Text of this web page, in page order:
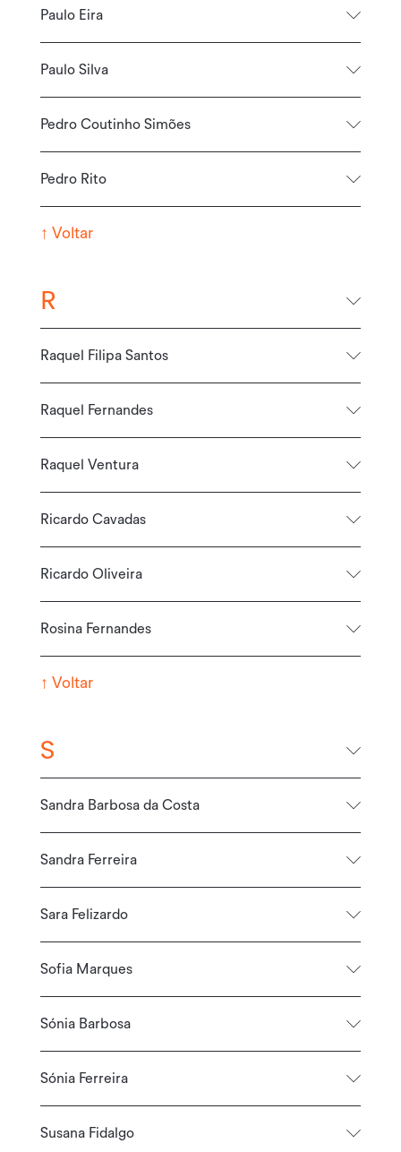
Paulo Eira
Paulo Silva
Pedro Coutinho Simões
Pedro Rito
↑ Voltar
R
Raquel Filipa Santos
Raquel Fernandes
Raquel Ventura
Ricardo Cavadas
Ricardo Oliveira
Rosina Fernandes
↑ Voltar
S
Sandra Barbosa da Costa
Sandra Ferreira
Sara Felizardo
Sofia Marques
Sónia Barbosa
Sónia Ferreira
Susana Fidalgo